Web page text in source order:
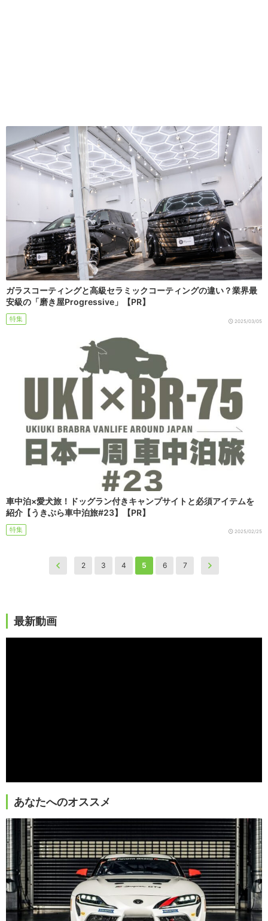
ガラスコーティングと高級セラミックコーティングの違い？業界最
安級の「磨き屋Progressive」【PR】
特集 2025/03/05
車中泊×愛犬旅！ドッグラン付きキャンプサイトと必須アイテムを
紹介【うきぶら車中泊旅#23】【PR】
特集 2025/02/25
2 3 4 5 6 7
最新動画
あなたへのオススメ